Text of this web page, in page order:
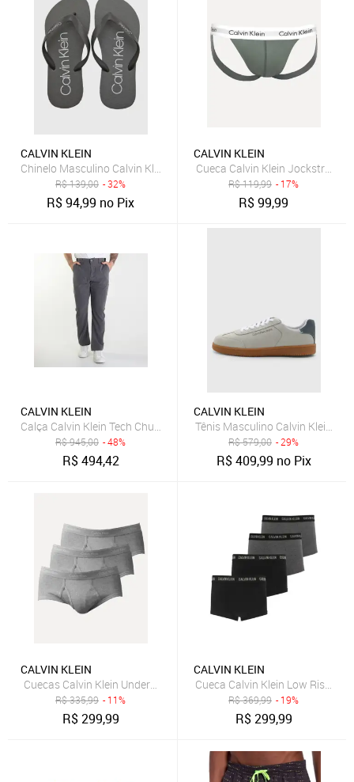
CALVIN KLEIN
Chinelo Masculino Calvin Klein Swin Cinza
R$139,00 - 32%
R$94,99 no Pix
CALVIN KLEIN
Cueca Calvin Klein Jockstrap
R$119,99 - 17%
R$99,99
CALVIN KLEIN
Calça Calvin Klein Tech Chumbo
R$945,00 - 48%
R$494,42
CALVIN KLEIN
Tênis Masculino Calvin Klein
R$579,00 - 29%
R$409,99 no Pix
CALVIN KLEIN
Cuecas Calvin Klein Underwear Brief Cotton Rib Cinza Pack 3UN
R$335,99 - 11%
R$299,99
CALVIN KLEIN
Cueca Calvin Klein Low Rise
R$369,99 - 19%
R$299,99